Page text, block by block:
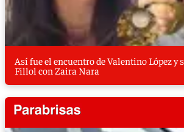
Así fue el encuentro de Valentino López y
Fillol con Zaira Nara